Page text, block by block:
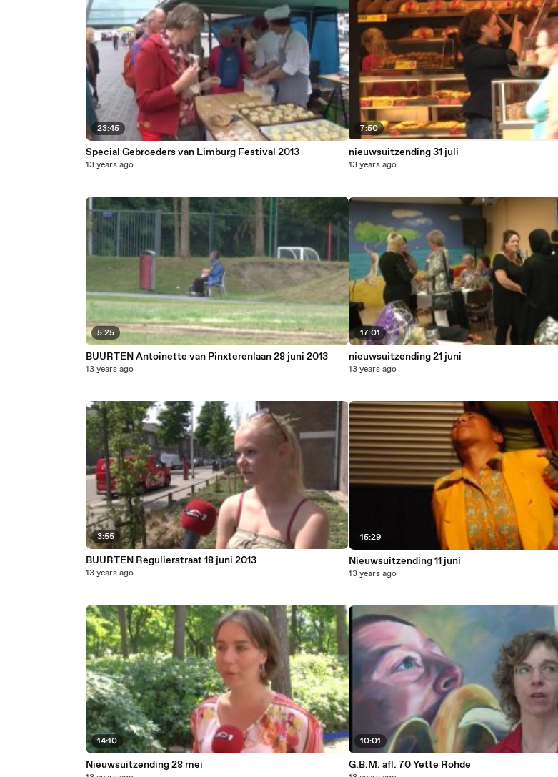
23:45
Special Gebroeders van Limburg Festival 2013
13 years ago
5:25
BUURTEN Antoinette van Pinxterenlaan 28 juni 2013
13 years ago
3:55
BUURTEN Regulierstraat 18 juni 2013
13 years ago
14:10
Nieuwsuitzending 28 mei
7:50
nieuwsuitzending 31 juli
13 years ago
17:01
nieuwsuitzending 21 juni
13 years ago
15:29
Nieuwsuitzending 11 juni
13 years ago
10:01
G.B.M. afl. 70 Yette Rohde